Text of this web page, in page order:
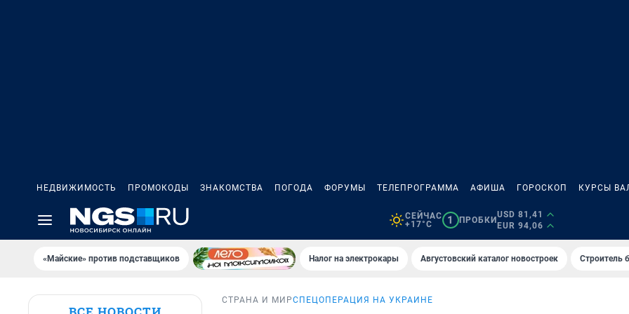
НЕДВИЖИМОСТЬ ПРОМОКОДЫ ЗНАКОМСТВА ПОГОДА ФОРУМЫ ТЕЛЕПРОГРАММА АФИША ГОРОСКОП КУРСЫ
СЕЙЧАС
+17°C
1 ПРОБКИ
USD 81,41
EUR 94,06
«Майские» против подставщиков Налог на электрокары Августовский каталог новостроек Строитель
СТРАНА И МИРСПЕЦОПЕРАЦИЯ НА УКРАИНЕ